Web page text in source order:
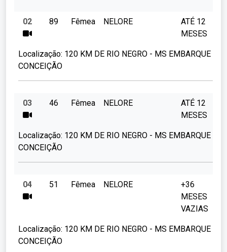
02 89 Fêmea NELORE
ATÉ 12
MESES
Localização: 120 KM DE RIO NEGRO - MS EMBARQUE
CONCEIÇÃO
03 46 Fêmea NELORE
ATÉ 12
MESES
Localização: 120 KM DE RIO NEGRO - MS EMBARQUE
CONCEIÇÃO
04 51 Fêmea NELORE
+36
MESES
VAZIAS
Localização: 120 KM DE RIO NEGRO - MS EMBARQUE
CONCEIÇÃO